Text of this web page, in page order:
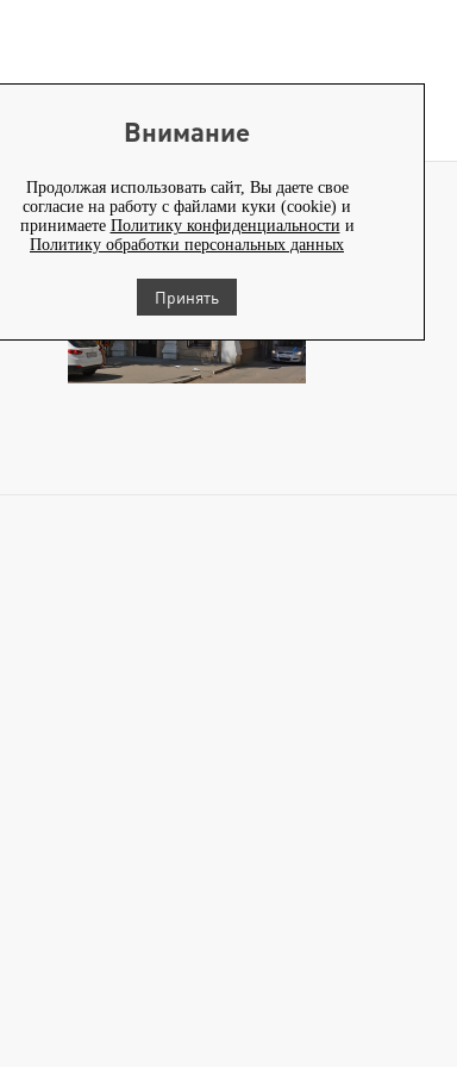
Внимание
Продолжая использовать сайт, Вы даете свое
согласие на работу с файлами куки (cookie) и
принимаете Политику конфиденциальности и
Политику обработки персональных данных
Принять